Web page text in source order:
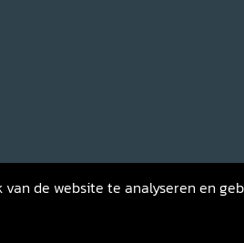
de website te analyseren en